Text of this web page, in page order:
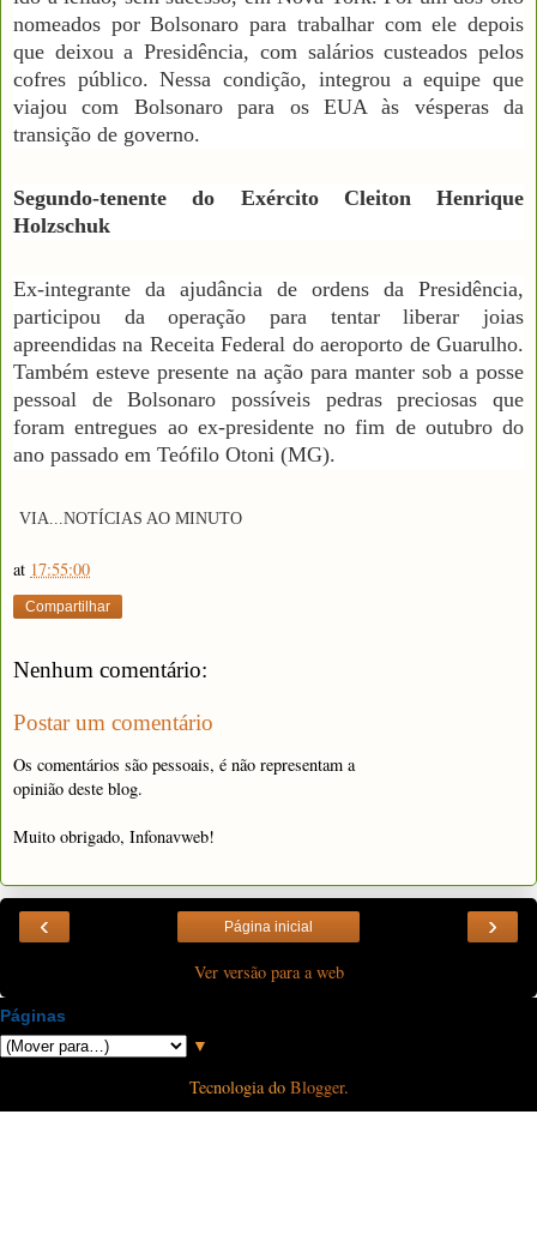
nomeados por Bolsonaro para trabalhar com ele depois
que deixou a Presidência, com salários custeados pelos
cofres público. Nessa condição, integrou a equipe que
viajou com Bolsonaro para os EUA às vésperas da
transição de governo.
Segundo-tenente do Exército Cleiton Henrique
Holzschuk
Ex-integrante da ajudância de ordens da Presidência,
participou da operação para tentar liberar joias
apreendidas na Receita Federal do aeroporto de Guarulho.
Também esteve presente na ação para manter sob a posse
pessoal de Bolsonaro possíveis pedras preciosas que
foram entregues ao ex-presidente no fim de outubro do
ano passado em Teófilo Otoni (MG).
VIA ...NOTÍCIAS AO MINUTO
at 17:55:00
Compartilhar
Nenhum comentário:
Postar um comentário
Os comentários são pessoais, é não representam a
opinião deste blog.
Muito obrigado, Infonavweb!
‹ ›
Página inicial
Ver versão para a web
Páginas
▼
Tecnologia do Blogger.